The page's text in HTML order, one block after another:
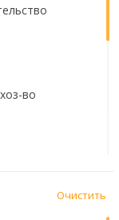
во
Очистить